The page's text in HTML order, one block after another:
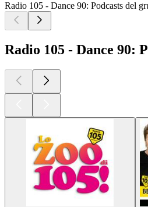
Radio 105 - Dance 90: Podcasts del
Radio 105 - Dance 90: